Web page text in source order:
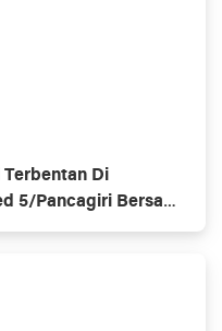
Di
5/Pancagiri Bersama